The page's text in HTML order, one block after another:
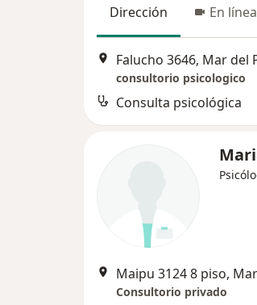
Dirección En línea
Falucho 3646, Mar del
consultorio psicologico
Consulta psicológica
Maipu 3124 8 piso,
Consultorio privado